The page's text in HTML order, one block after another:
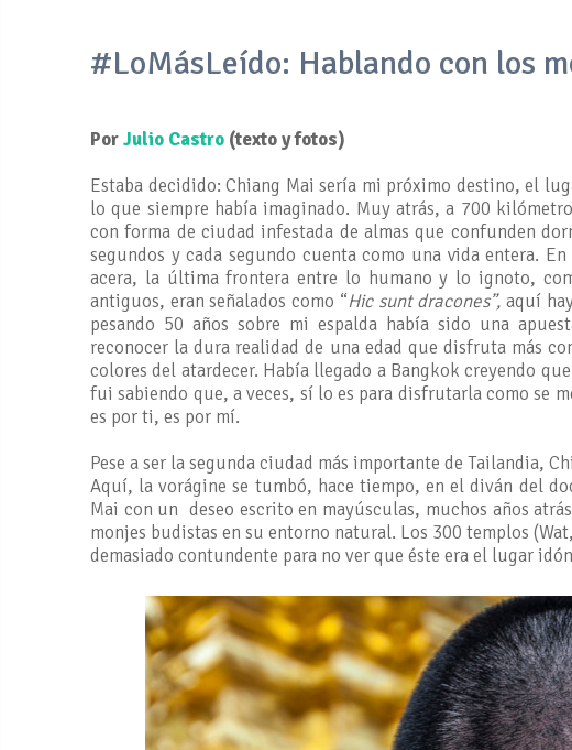
#LoMásLeído: Hablando con los
PorJulio Castro (texto y fotos)
Estaba decidido: Chiang Mai sería mi próximo destino, el
lo que siempre había imaginado. Muy atrás, a 700
con forma de ciudad infestada de almas que confunden
segundos y cada segundo cuenta como una vida entera.
acera, la última frontera entre lo humano y lo ignoto,
antiguos, eran señalados como “Hic sunt dracones”,aquí
pesando 50 años sobre mi espalda había sido una
reconocer la dura realidad de una edad que disfruta más
colores del atardecer. Había llegado a Bangkok creyendo
fui sabiendo que, a veces, sí lo es para disfrutarla como se
es por ti, es por mí.
Pese a ser la segunda ciudad más importante de Tailandia,
Aquí, la vorágine se tumbó, hace tiempo, en el diván del
Mai con un deseo escrito en mayúsculas, muchos años
monjes budistas en su entorno natural. Los 300 templos
demasiado contundente para no ver que éste era el lugar